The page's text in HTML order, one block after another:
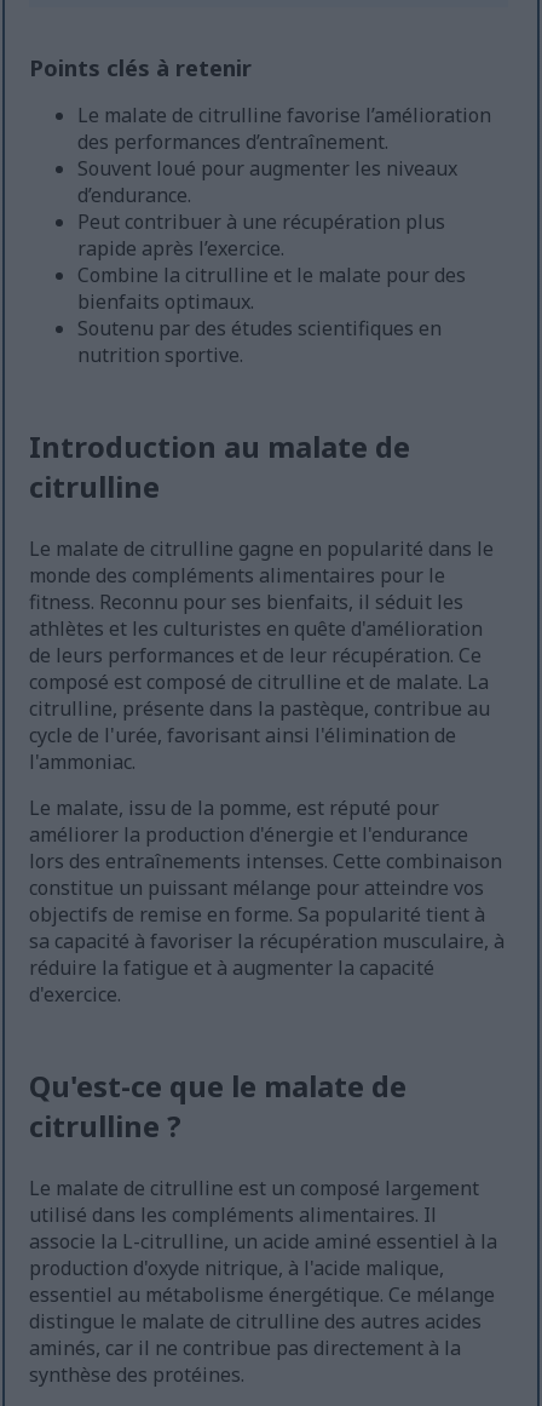
Points clés à retenir
Le malate de citrulline favorise l’amélioration
des performances d’entraînement.
Souvent loué pour augmenter les niveaux
d’endurance.
Peut contribuer à une récupération plus
rapide après l’exercice.
Combine la citrulline et le malate pour des
bienfaits optimaux.
Soutenu par des études scientifiques en
nutrition sportive.
Introduction au malate de
citrulline
Le malate de citrulline gagne en popularité dans le
monde des compléments alimentaires pour le
fitness. Reconnu pour ses bienfaits, il séduit les
athlètes et les culturistes en quête d'amélioration
de leurs performances et de leur récupération. Ce
composé est composé de citrulline et de malate. La
citrulline, présente dans la pastèque, contribue au
cycle de l'urée, favorisant ainsi l'élimination de
l'ammoniac.
Le malate, issu de la pomme, est réputé pour
améliorer la production d'énergie et l'endurance
lors des entraînements intenses. Cette combinaison
constitue un puissant mélange pour atteindre vos
objectifs de remise en forme. Sa popularité tient à
sa capacité à favoriser la récupération musculaire, à
réduire la fatigue et à augmenter la capacité
d'exercice.
Qu'est-ce que le malate de
citrulline ?
Le malate de citrulline est un composé largement
utilisé dans les compléments alimentaires. Il
associe la L-citrulline, un acide aminé essentiel à la
production d'oxyde nitrique, à l'acide malique,
essentiel au métabolisme énergétique. Ce mélange
distingue le malate de citrulline des autres acides
aminés, car il ne contribue pas directement à la
synthèse des protéines.